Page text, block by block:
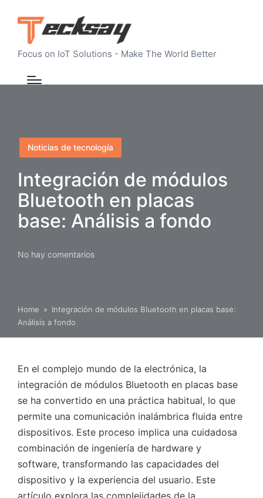
Focus on IoT Solutions - Make The World Better
Publicado
en
Noticias de tecnología
Integración de módulos
Bluetooth en placas
base: Análisis a fondo
No hay comentarios
Home » Integración de módulos Bluetooth en placas base:
Análisis a fondo
En el complejo mundo de la electrónica, la
integración de módulos Bluetooth en placas base
se ha convertido en una práctica habitual, lo que
permite una comunicación inalámbrica fluida entre
dispositivos. Este proceso implica una cuidadosa
combinación de ingeniería de hardware y
software, transformando las capacidades del
dispositivo y la experiencia del usuario. Este
artículo explora las complejidades de la